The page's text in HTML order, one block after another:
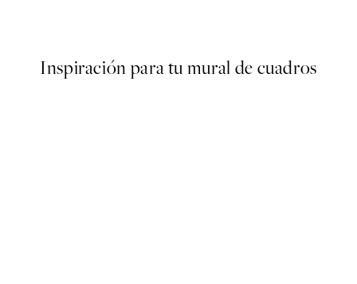
Inspiración para tu mural de cuadros